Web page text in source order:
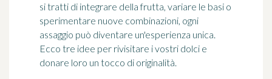
si tratti di integrare della frutta, variare le basi o
sperimentare nuove combinazioni, ogni
assaggio può diventare un'esperienza unica.
Ecco tre idee per rivisitare i vostri dolci e
donare loro un tocco di originalità.